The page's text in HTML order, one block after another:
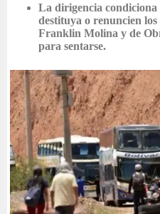
La dirigencia condiciona
destituya o renuncien
Franklin Molina y de
para sentarse.